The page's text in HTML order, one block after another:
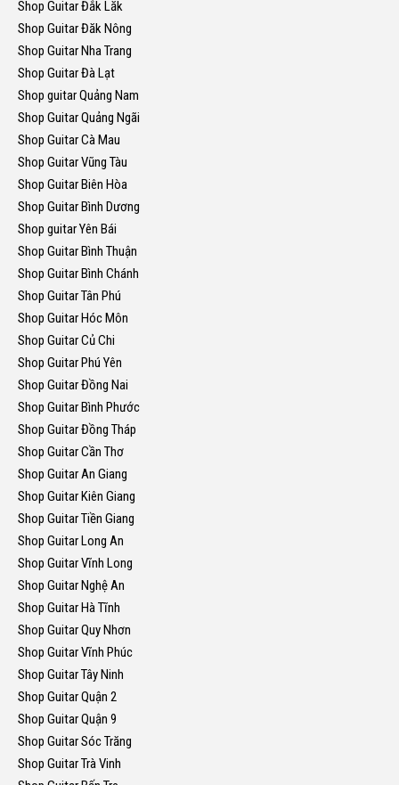
Shop Guitar Đắk Lăk
Shop Guitar Đăk Nông
Shop Guitar Nha Trang
Shop Guitar Đà Lạt
Shop guitar Quảng Nam
Shop Guitar Quảng Ngãi
Shop Guitar Cà Mau
Shop Guitar Vũng Tàu
Shop Guitar Biên Hòa
Shop Guitar Bình Dương
Shop guitar Yên Bái
Shop Guitar Bình Thuận
Shop Guitar Bình Chánh
Shop Guitar Tân Phú
Shop Guitar Hóc Môn
Shop Guitar Củ Chi
Shop Guitar Phú Yên
Shop Guitar Đồng Nai
Shop Guitar Bình Phước
Shop Guitar Đồng Tháp
Shop Guitar Cần Thơ
Shop Guitar An Giang
Shop Guitar Kiên Giang
Shop Guitar Tiền Giang
Shop Guitar Long An
Shop Guitar Vĩnh Long
Shop Guitar Nghệ An
Shop Guitar Hà Tĩnh
Shop Guitar Quy Nhơn
Shop Guitar Vĩnh Phúc
Shop Guitar Tây Ninh
Shop Guitar Quận 2
Shop Guitar Quận 9
Shop Guitar Sóc Trăng
Shop Guitar Trà Vinh